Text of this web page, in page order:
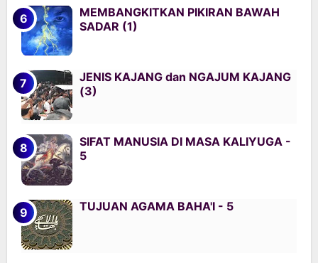
MEMBANGKITKAN PIKIRAN BAWAH
SADAR (1)
JENIS KAJANG dan NGAJUM KAJANG
(3)
SIFAT MANUSIA DI MASA KALIYUGA -
5
TUJUAN AGAMA BAHA'I - 5